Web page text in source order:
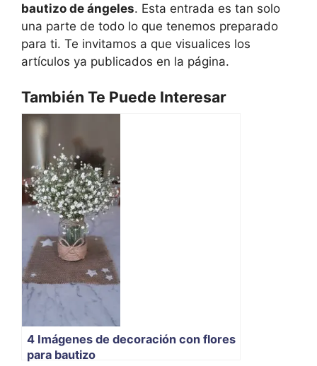
bautizo de ángeles. Esta entrada es tan solo
una parte de todo lo que tenemos preparado
para ti. Te invitamos a que visualices los
artículos ya publicados en la página.
También Te Puede Interesar
4 Imágenes de decoración con flores
para bautizo